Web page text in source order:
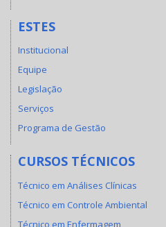
ESTES
Institucional
Equipe
Legislação
Serviços
Programa de Gestão
CURSOS TÉCNICOS
Técnico em Análises Clínicas
Técnico em Controle Ambiental
Técnico em Enfermagem